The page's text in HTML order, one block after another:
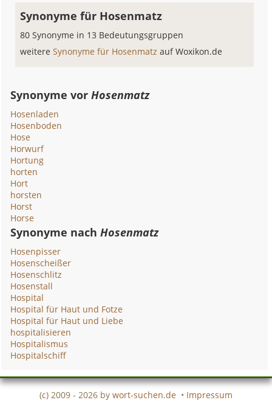
Synonyme für Hosenmatz
80 Synonyme in 13 Bedeutungsgruppen
weitereSynonyme für Hosenmatzauf Woxikon.de
Synonyme vorHosenmatz
Hosenladen
Hosenboden
Hose
Horwurf
Hortung
horten
Hort
horsten
Horst
Horse
Synonyme nachHosenmatz
Hosenpisser
Hosenscheißer
Hosenschlitz
Hosenstall
Hospital
Hospital für Haut und Fotze
Hospital für Haut und Liebe
hospitalisieren
Hospitalismus
Hospitalschiff
(c) 2009 - 2026 by wort-suchen.de • Impressum